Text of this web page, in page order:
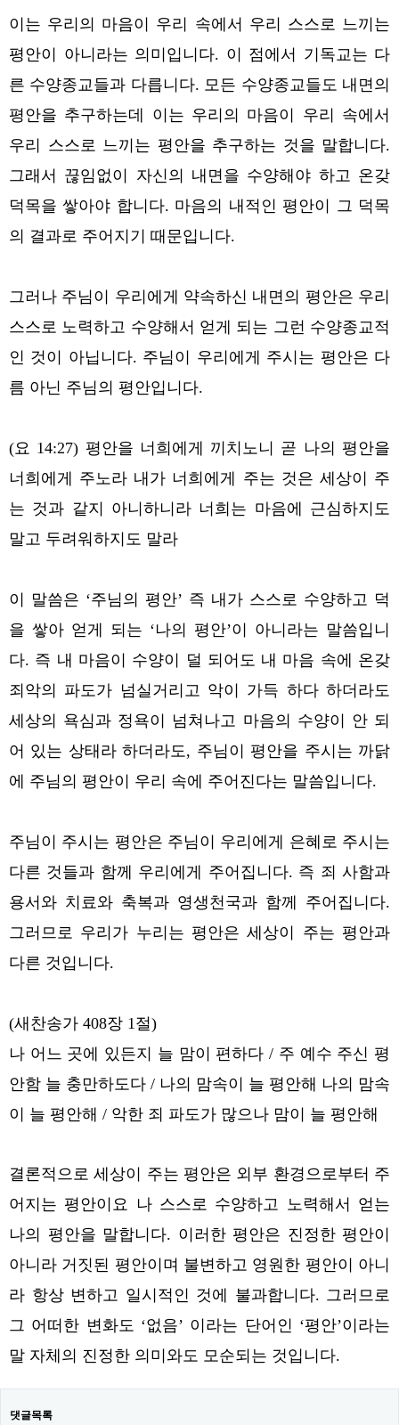
이는 우리의 마음이 우리 속에서 우리 스스로 느끼는
평안이 아니라는 의미입니다. 이 점에서 기독교는 다
른 수양종교들과 다릅니다. 모든 수양종교들도 내면의
평안을 추구하는데 이는 우리의 마음이 우리 속에서
우리 스스로 느끼는 평안을 추구하는 것을 말합니다.
그래서 끊임없이 자신의 내면을 수양해야 하고 온갖
덕목을 쌓아야 합니다. 마음의 내적인 평안이 그 덕목
의 결과로 주어지기 때문입니다.
그러나 주님이 우리에게 약속하신 내면의 평안은 우리
스스로 노력하고 수양해서 얻게 되는 그런 수양종교적
인 것이 아닙니다. 주님이 우리에게 주시는 평안은 다
름 아닌 주님의 평안입니다.
(요 14:27) 평안을 너희에게 끼치노니 곧 나의 평안을
너희에게 주노라 내가 너희에게 주는 것은 세상이 주
는 것과 같지 아니하니라 너희는 마음에 근심하지도
말고 두려워하지도 말라
이 말씀은 ‘주님의 평안’ 즉 내가 스스로 수양하고 덕
을 쌓아 얻게 되는 ‘나의 평안’이 아니라는 말씀입니
다. 즉 내 마음이 수양이 덜 되어도 내 마음 속에 온갖
죄악의 파도가 넘실거리고 악이 가득 하다 하더라도
세상의 욕심과 정욕이 넘쳐나고 마음의 수양이 안 되
어 있는 상태라 하더라도, 주님이 평안을 주시는 까닭
에 주님의 평안이 우리 속에 주어진다는 말씀입니다.
주님이 주시는 평안은 주님이 우리에게 은혜로 주시는
다른 것들과 함께 우리에게 주어집니다. 즉 죄 사함과
용서와 치료와 축복과 영생천국과 함께 주어집니다.
그러므로 우리가 누리는 평안은 세상이 주는 평안과
다른 것입니다.
(새찬송가 408장 1절)
나 어느 곳에 있든지 늘 맘이 편하다 / 주 예수 주신 평
안함 늘 충만하도다 / 나의 맘속이 늘 평안해 나의 맘속
이 늘 평안해 / 악한 죄 파도가 많으나 맘이 늘 평안해
결론적으로 세상이 주는 평안은 외부 환경으로부터 주
어지는 평안이요 나 스스로 수양하고 노력해서 얻는
나의 평안을 말합니다. 이러한 평안은 진정한 평안이
아니라 거짓된 평안이며 불변하고 영원한 평안이 아니
라 항상 변하고 일시적인 것에 불과합니다. 그러므로
그 어떠한 변화도 ‘없음’ 이라는 단어인 ‘평안’이라는
말 자체의 진정한 의미와도 모순되는 것입니다.
댓글목록